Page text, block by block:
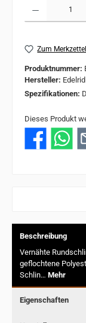
Zum
Produktnummer:
Hersteller: Edelrid
Spezifikationen:
Dieses Produkt
Beschreibung
Vernähte
geflochtene
Schlin… Mehr
Eigenschaften